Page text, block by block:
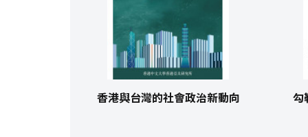
香港與台灣的社會政治新動向 勾